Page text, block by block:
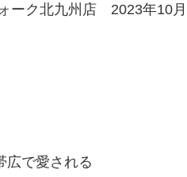
ーク北九州店 2023年10月
広で愛される